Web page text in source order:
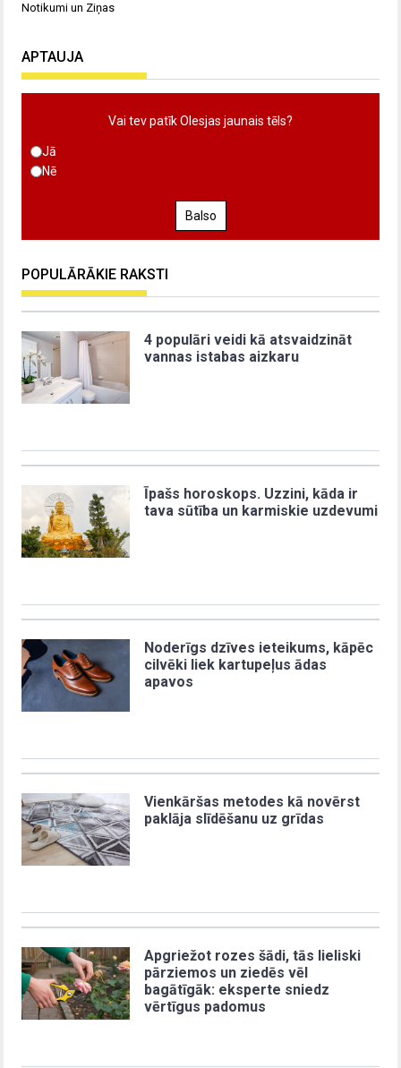
Notikumi un Ziņas
APTAUJA
Vai tev patīk Olesjas jaunais tēls?
Jā
Nē
Balso
POPULĀRĀKIE RAKSTI
4 populāri veidi kā atsvaidzināt
vannas istabas aizkaru
Īpašs horoskops. Uzzini, kāda ir
tava sūtība un karmiskie uzdevumi
Noderīgs dzīves ieteikums, kāpēc
cilvēki liek kartupeļus ādas
apavos
Vienkāršas metodes kā novērst
paklāja slīdēšanu uz grīdas
Apgriežot rozes šādi, tās lieliski
pārziemos un ziedēs vēl
bagātīgāk: eksperte sniedz
vērtīgus padomus